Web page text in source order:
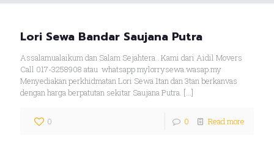
Lori Sewa Bandar Saujana Putra
Assalamualaikum dan Salam Sejahtera.. Kami dari Aidil Movers
Call 017-3258908 atau whatsapp mylorrysewa.wasap.my
Menyediakan perkhidmatan Lori Sewa 1tan dan 3tan berkanvas
dengan harga berpatutan sekitar Saujana Putra. […]
0 0 Read more